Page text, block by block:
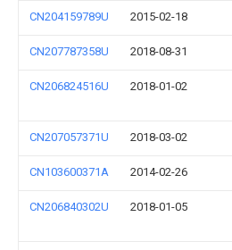
CN204159789U 2015-02-18
CN207787358U 2018-08-31
CN206824516U 2018-01-02
CN207057371U 2018-03-02
CN103600371A 2014-02-26
CN206840302U 2018-01-05